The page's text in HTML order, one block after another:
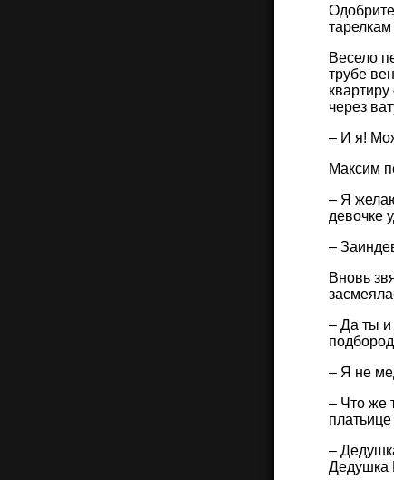
тарелкам
Весело
трубе
через
– И я!
Максим
– Я
девочке
–
Вновь
– Да ты и
– Я не
– Что же
–
Дедушка